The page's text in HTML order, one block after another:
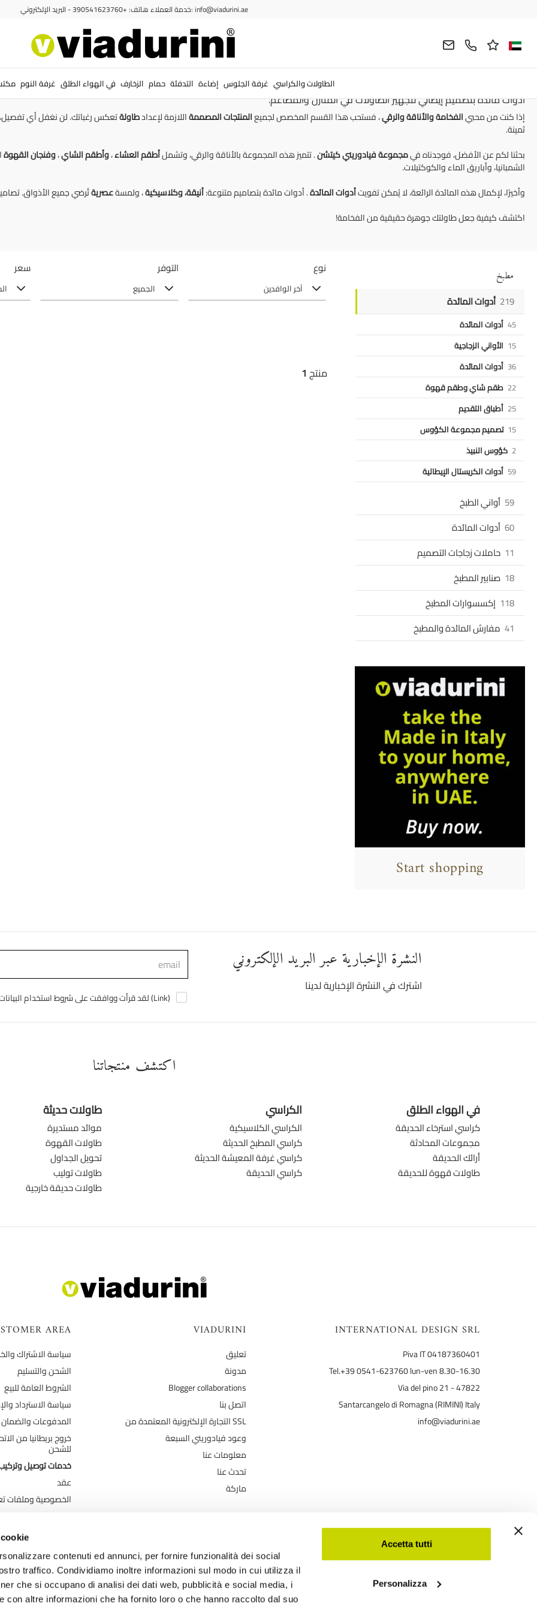
contenuti ed annunci, per fornire funzionalità dei social
traffico. Condividiamo inoltre informazioni sul modo in cui utilizza il
che si occupano di analisi dei dati web, pubblicità e social media, i
con altre informazioni che ha fornito loro o che hanno raccolto dal suo
Accetta tutti
Personalizza
خدمة العملاء هاتف: +390541623760 - البريد الإلكتروني: info@viadurini.ae
الطاولات والكراسي غرفة الجلوس إضاءة التدفئة حمام الزخارف في الهواء الطلق غرفة النوم
أدوات مائدة فاخرة: أدوات مائدة وأطباق وأكواب
أدوات مائدة بتصميم إيطالي لتجهيز الطاولات في المنازل والمطاعم.
إذا كنت من محبيالفخامةوالأناقةوالرقي، فستحب هذا القسم المخصص لجميعالمنتجاتالمصممةاللازمة لإعدادطاولةتعكس رغباتك. لن نغفل أي تفصيل،
ثمينة.
بحثنا لكم عن الأفضل، فوجدناه فيمجموعة فيادوريني كيتشن. تتميز هذه المجموعة بالأناقة والرقي، وتشملأطقم العشاء،وأطقم الشاي،وفنجان القهوة
الشمبانيا، وأباريق الماء والكوكتيلات.
وأخيرًا، لإكمال هذه المائدة الرائعة، لا يُمكن تفويتأدوات المائدة. أدوات مائدة بتصاميم متنوعة:أنيقة،وكلاسيكية، ولمسةعصريةتُرضي جميع الأذواق.
اكتشف كيفية جعل طاولتك جوهرة حقيقية من الفخامة!
مطبخ
219
45
15
36
22
25
تصميم مجموعة الكؤوس 15
2
59
59
60
11
18
118
41
Start shopping
سعر التوفر
الجميع
نوع
آخر الوافدين
1 منتج
النشرة الإخبارية عبر البريد الإلكتروني
اشترك في النشرة الإخبارية لدينا
لقد قرأت ووافقت على شروط استخدام البيانات الشخصية (Link)
اكتشف منتجاتنا
طاولات حديثة
موائد مستديرة
طاولات القهوة
تحويل الجداول
طاولات توليب
طاولات حديقة خارجية
الكراسي
الكراسي الكلاسيكية
كراسي المطبخ الحديثة
كراسي غرفة المعيشة الحديثة
كراسي الحديقة
في الهواء الطلق
كراسي استرخاء الحديقة
مجموعات المحادثة
أرائك الحديقة
طاولات قهوة للحديقة
INTERNATIONAL DESIGN SRL
Piva IT 04187360401
Tel.+39 0541-623760 lun-ven 8.30-16.30
Via del pino 21 - 47822
Santarcangelo di Romagna (RIMINI) Italy
info@viadurini.ae
VIADURINI
تعليق
مدونة
Blogger collaborations
اتصل بنا
التجارة الإلكترونية المعتمدة من SSL
وعود فيادوريني السبعة
معلومات عنا
تحدث عنا
ماركة
AREA
سياسة الاشتراك
الشحن والتسليم
الشروط العامة للبيع
سياسة الاسترداد
المدفوعات والضمان
خروج بريطانيا من
للشحن
خدمات توصيل
عقد
الخصوصية وملفات